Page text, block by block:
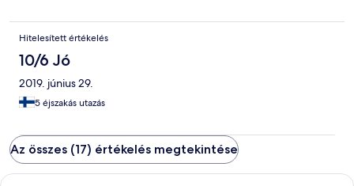
Hitelesített értékelés
10/6 Jó
2019. június 29.
5 éjszakás utazás
Az összes (17) értékelés megtekintése